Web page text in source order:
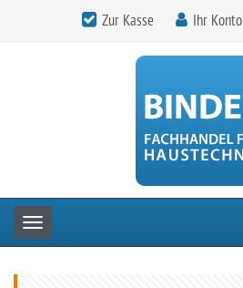
Zur Kasse Ihr Konto
Toggle navigation